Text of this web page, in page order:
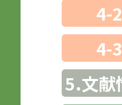
4-
4-
5.文献